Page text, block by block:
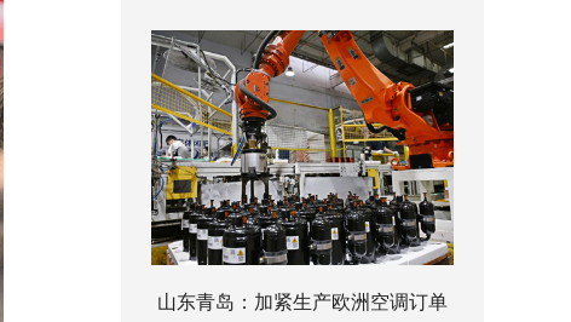
山东青岛：加紧生产欧洲空调订单